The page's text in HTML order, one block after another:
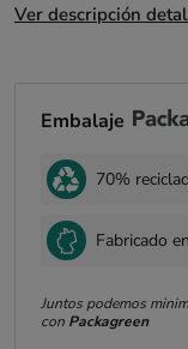
Ver descripción
Embalaje
70%
Fabricado
Juntos podemos
con Packagreen